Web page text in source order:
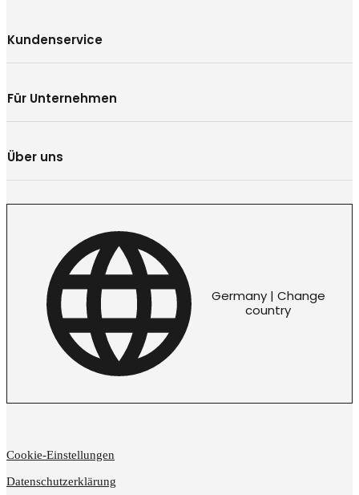
Kundenservice
Für Unternehmen
Über uns
Germany | Change
country
Cookie-Einstellungen
Datenschutzerklärung